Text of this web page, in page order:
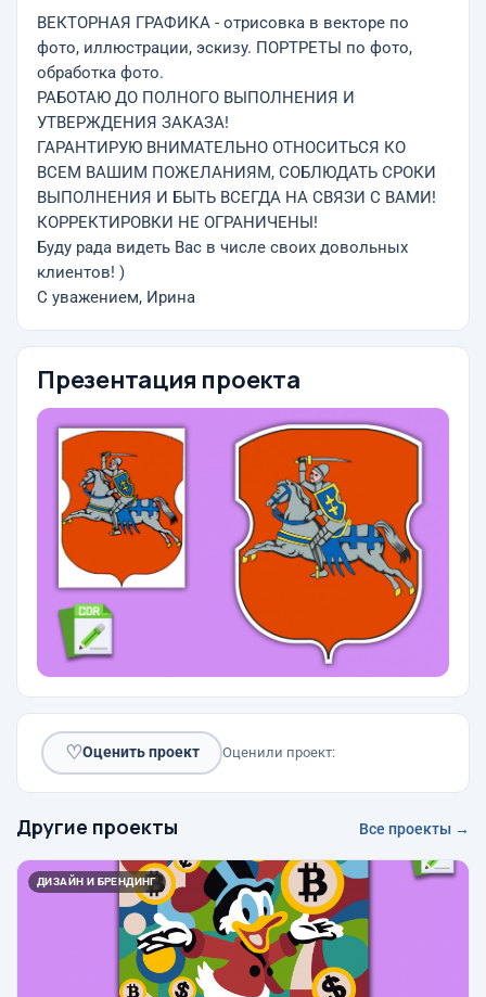
ВЕКТОРНАЯ ГРАФИКА - отрисовка в векторе по
фото, иллюстрации, эскизу. ПОРТРЕТЫ по фото,
обработка фото.
РАБОТАЮ ДО ПОЛНОГО ВЫПОЛНЕНИЯ И
УТВЕРЖДЕНИЯ ЗАКАЗА!
ГАРАНТИРУЮ ВНИМАТЕЛЬНО ОТНОСИТЬСЯ КО
ВСЕМ ВАШИМ ПОЖЕЛАНИЯМ, СОБЛЮДАТЬ СРОКИ
ВЫПОЛНЕНИЯ И БЫТЬ ВСЕГДА НА СВЯЗИ С ВАМИ!
КОРРЕКТИРОВКИ НЕ ОГРАНИЧЕНЫ!
Буду рада видеть Вас в числе своих довольных
клиентов! )
С уважением, Ирина
Презентация проекта
♡Оценить проект Оценили проект:
Другие проекты Все проекты →
ДИЗАЙН И БРЕНДИНГ